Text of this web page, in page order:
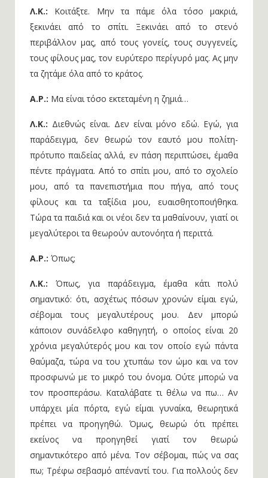
Λ.Κ.: Κοιτάξτε. Μην τα πάμε όλα τόσο μακριά,
ξεκινάει από το σπίτι. Ξεκινάει από το στενό
περιβάλλον μας, από τους γονείς, τους συγγενείς,
τους φίλους μας, τον ευρύτερο περίγυρό μας. Ας μην
τα ζητάμε όλα από το κράτος.
Α.Ρ.: Μα είναι τόσο εκτεταμένη η ζημιά…
Λ.Κ.: Διεθνώς είναι. Δεν είναι μόνο εδώ. Εγώ, για
παράδειγμα, δεν θεωρώ τον εαυτό μου πολίτη-
πρότυπο παιδείας αλλά, εν πάση περιπτώσει, έμαθα
πέντε πράγματα. Από το σπίτι μου, από το σχολείο
μου, από τα πανεπιστήμια που πήγα, από τους
φίλους και τα ταξίδια μου, ευαισθητοποιήθηκα.
Τώρα τα παιδιά και οι νέοι δεν τα μαθαίνουν, γιατί οι
μεγαλύτεροι τα θεωρούν αυτονόητα ή περιττά.
Α.Ρ.: Όπως;
Λ.Κ.: Όπως, για παράδειγμα, έμαθα κάτι πολύ
σημαντικό: ότι, ασχέτως πόσων χρονών είμαι εγώ,
σέβομαι τους μεγαλυτέρους μου. Δεν μπορώ
κάποιον συνάδελφο καθηγητή, ο οποίος είναι 20
χρόνια μεγαλύτερός μου και τον οποίο εγώ πάντα
θαύμαζα, τώρα να του χτυπάω τον ώμο και να τον
προσφωνώ με το μικρό του όνομα. Ούτε μπορώ να
τον προσπεράσω. Καταλάβατε τι θέλω να πω… Αν
υπάρχει μία πόρτα, εγώ είμαι γυναίκα, θεωρητικά
πρέπει να προηγηθώ. Όμως, θεωρώ ότι πρέπει
εκείνος να προηγηθεί γιατί τον θεωρώ
σημαντικότερο από μένα. Τον σέβομαι, πώς να σας
πω; Τρέφω σεβασμό απέναντί του. Για πολλούς δεν